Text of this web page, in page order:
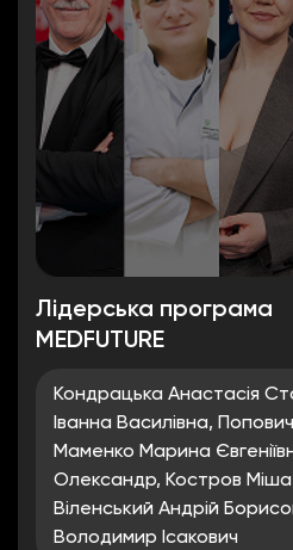
Лідерська програма
MEDFUTURE
Кондрацька Анастасія
Іванна Василівна,
Маменко Марина
Олександр, Костров
Віленський Андрій
Володимир Ісакович